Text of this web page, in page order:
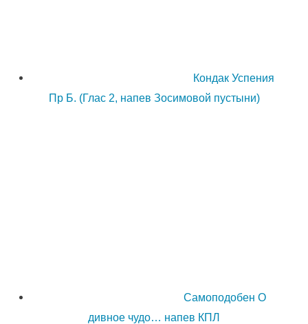
Кондак Успения
Пр Б. (Глас 2, напев Зосимовой пустыни)
Самоподобен О
дивное чудо… напев КПЛ